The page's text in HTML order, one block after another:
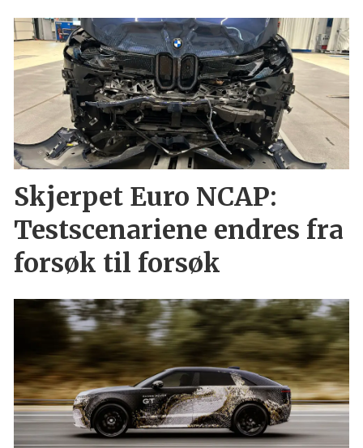
Skjerpet Euro NCAP:
Testscenariene endres fra
forsøk til forsøk